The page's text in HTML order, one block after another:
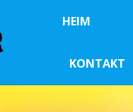
HEIM
KONTAKT